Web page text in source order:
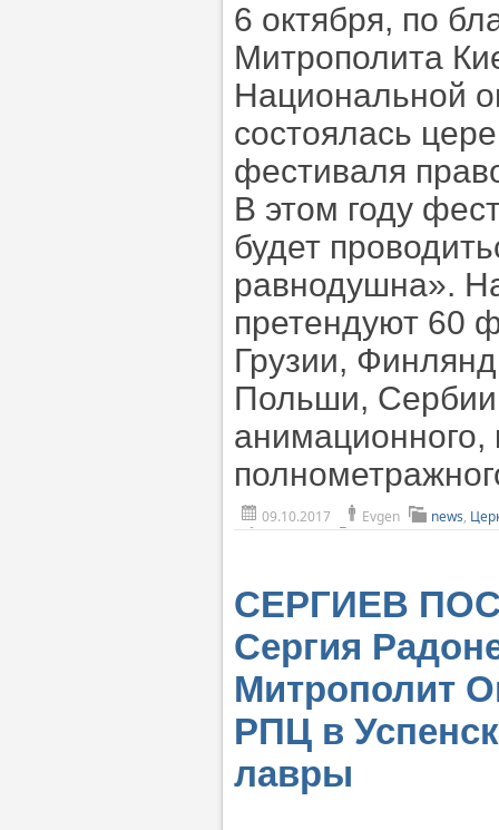
6 октября, по
Митрополита
Национальной
состоялась
фестиваля
В этом году
будет
равнодушна».
претендуют 60
Грузии,
Польши, Сербии
анимационного,
09.10.2017 Evgen news,
СЕРГИЕВ
Сергия
Митрополит
РПЦ в
лавры